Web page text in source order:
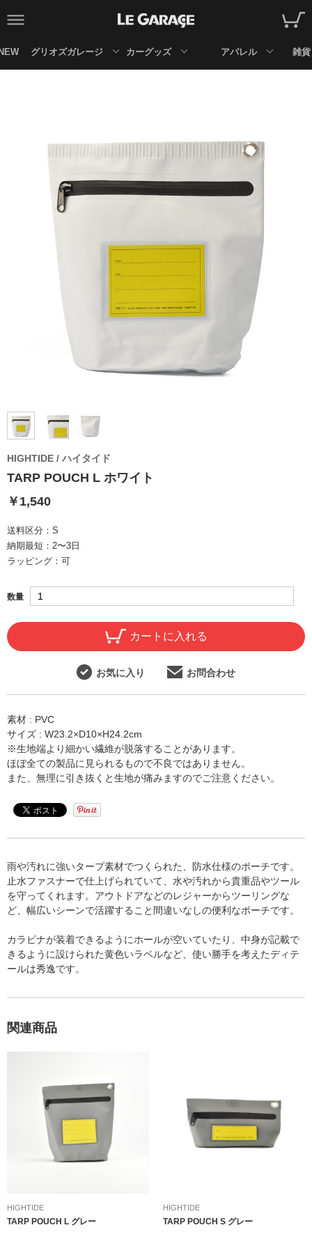
グリオズガレージ カーグッズ アパレル 雑貨
HIGHTIDE / ハイタイド
TARP POUCH L ホワイト
￥1,540
送料区分： S
納期最短： 2〜3日
ラッピング： 可
数量
カートに入れる
お気に入り お問合わせ
素材 : PVC
サイズ : W23.2×D10×H24.2cm
※生地端より細かい繊維が脱落することがあります。
ほぼ全ての製品に見られるもので不良ではありません。
また、無理に引き抜くと生地が痛みますのでご注意ください。
雨や汚れに強いタープ素材でつくられた、防水仕様のポーチです。
止水ファスナーで仕上げられていて、水や汚れから貴重品やツール
を守ってくれます。アウトドアなどのレジャーからツーリングな
ど、幅広いシーンで活躍すること間違いなしの便利なポーチです。
カラビナが装着できるようにホールが空いていたり、中身が記載で
きるように設けられた黄色いラベルなど、使い勝手を考えたディテ
ールは秀逸です。
関連商品
HIGHTIDE
TARP POUCH L グレー
HIGHTIDE
TARP POUCH S グレー